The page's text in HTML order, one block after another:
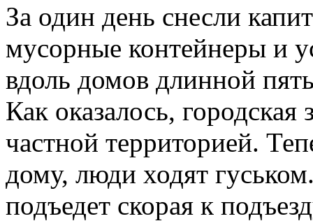
За один день снесли
мусорные контейнеры и
вдоль домов длинной
Как оказалось, городская
частной территорией.
дому, люди ходят
подъедет скорая к